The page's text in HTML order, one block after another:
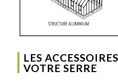
LES
VOTRE SERRE